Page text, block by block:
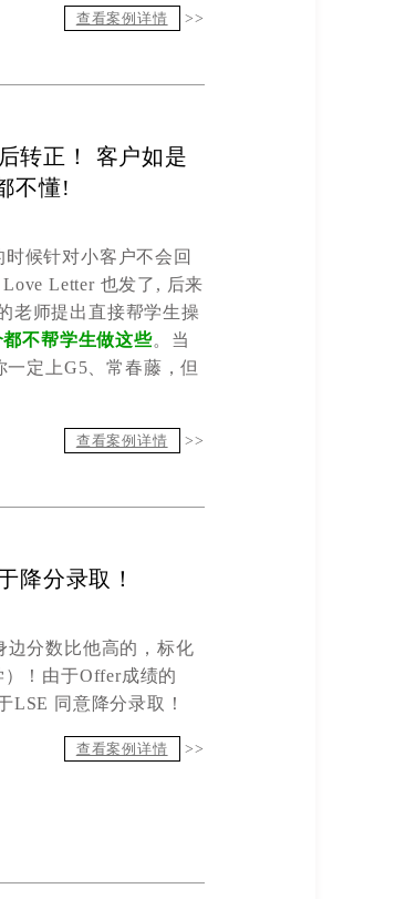
查看案例详情 >>
转正！ 客户如是
不懂!
时候针对小客户不会回
LoveLetter 也发了 , 后来
老师提出 直接帮学生操
不帮学生做这些。当
一定上G5、常春藤，但
查看案例详情 >>
降分录取！
边分数比他高的 ，标化
） ！由于Offer成绩的
LSE 同意降分录取！
查看案例详情 >>